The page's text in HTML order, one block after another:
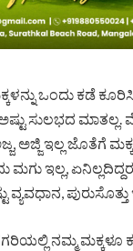
ಒಂದು ಕಡೆ
ಸುಲಭದ ಮಾತಲ್ಲ.
ಅಜ್ಜಿ ಇಲ್ಲ ಜೊತೆಗೆ
ಮಗು ಇಲ್ಲ,
ಪುರುಸೊತ್ತು
ನಮ್ಮ ಮಕ್ಕಳೂ